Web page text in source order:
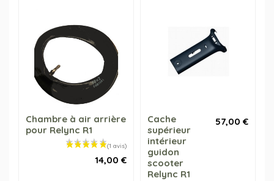
Chambre à air arrière
pour Relync R1
14,00 €
Cache
supérieur
intérieur
guidon
scooter
Relync R1
57,00 €